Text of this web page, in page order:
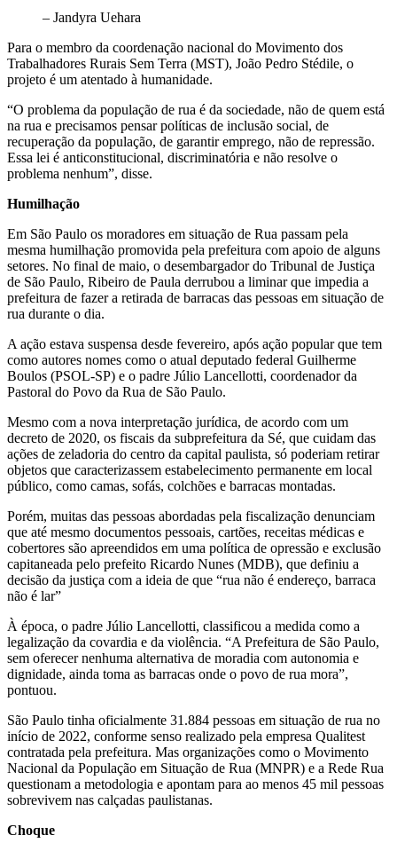
– Jandyra Uehara
Para o membro da coordenação nacional do Movimento dos
Trabalhadores Rurais Sem Terra (MST), João Pedro Stédile, o
projeto é um atentado à humanidade.
“O problema da população de rua é da sociedade, não de quem está
na rua e precisamos pensar políticas de inclusão social, de
recuperação da população, de garantir emprego, não de repressão.
Essa lei é anticonstitucional, discriminatória e não resolve o
problema nenhum”, disse.
Humilhação
Em São Paulo os moradores em situação de Rua passam pela
mesma humilhação promovida pela prefeitura com apoio de alguns
setores. No final de maio, o desembargador do Tribunal de Justiça
de São Paulo, Ribeiro de Paula derrubou a liminar que impedia a
prefeitura de fazer a retirada de barracas das pessoas em situação de
rua durante o dia.
A ação estava suspensa desde fevereiro, após ação popular que tem
como autores nomes como o atual deputado federal Guilherme
Boulos (PSOL-SP) e o padre Júlio Lancellotti, coordenador da
Pastoral do Povo da Rua de São Paulo.
Mesmo com a nova interpretação jurídica, de acordo com um
decreto de 2020, os fiscais da subprefeitura da Sé, que cuidam das
ações de zeladoria do centro da capital paulista, só poderiam retirar
objetos que caracterizassem estabelecimento permanente em local
público, como camas, sofás, colchões e barracas montadas.
Porém, muitas das pessoas abordadas pela fiscalização denunciam
que até mesmo documentos pessoais, cartões, receitas médicas e
cobertores são apreendidos em uma política de opressão e exclusão
capitaneada pelo prefeito Ricardo Nunes (MDB), que definiu a
decisão da justiça com a ideia de que “rua não é endereço, barraca
não é lar”
À época, o padre Júlio Lancellotti, classificou a medida como a
legalização da covardia e da violência. “A Prefeitura de São Paulo,
sem oferecer nenhuma alternativa de moradia com autonomia e
dignidade, ainda toma as barracas onde o povo de rua mora”,
pontuou.
São Paulo tinha oficialmente 31.884 pessoas em situação de rua no
início de 2022, conforme senso realizado pela empresa Qualitest
contratada pela prefeitura. Mas organizações como o Movimento
Nacional da População em Situação de Rua (MNPR) e a Rede Rua
questionam a metodologia e apontam para ao menos 45 mil pessoas
sobrevivem nas calçadas paulistanas.
Choque